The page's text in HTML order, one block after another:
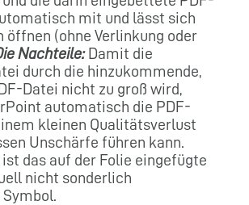
mit und lässt sich
(ohne Verlinkung oder
Nachteile:Damit die
durch die hinzukommende,
Datei nicht zu groß wird,
automatisch die PDF-
kleinen Qualitätsverlust
Unschärfe führen kann.
ist das auf der Folie eingefügte
nicht sonderlich